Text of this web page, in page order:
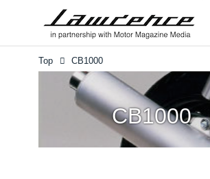
Top CB1000
CB1000